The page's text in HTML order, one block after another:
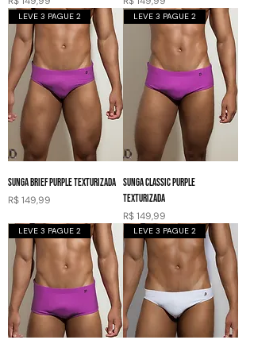
LEVE 3 PAGUE 2
SUNGA BRIEF PURPLE TEXTURIZADA
Preço
R$ 149,99
LEVE 3 PAGUE 2
SUNGA CLASSIC PURPLE
TEXTURIZADA
Preço
R$ 149,99
LEVE 3 PAGUE 2 LEVE 3 PAGUE 2